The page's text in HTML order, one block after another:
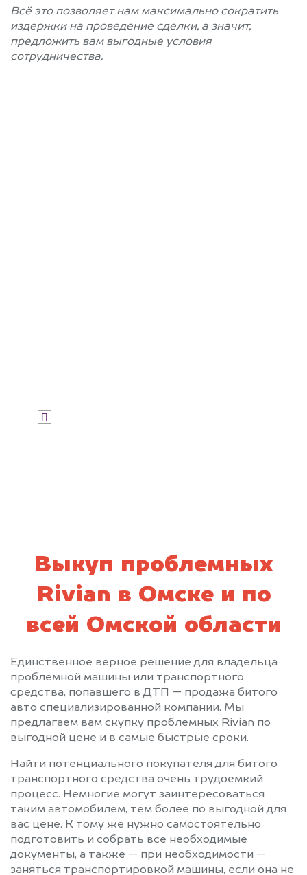
Всё это позволяет нам максимально сократить
издержки на проведение сделки, а значит,
предложить вам выгодные условия
сотрудничества.
Выкуп проблемных
Rivian в Омске и по
всей Омской области
Единственное верное решение для владельца
проблемной машины или транспортного
средства, попавшего в ДТП — продажа битого
авто специализированной компании. Мы
предлагаем вам скупку проблемных Rivian по
выгодной цене и в самые быстрые сроки.
Найти потенциального покупателя для битого
транспортного средства очень трудоёмкий
процесс. Немногие могут заинтересоваться
таким автомобилем, тем более по выгодной для
вас цене. К тому же нужно самостоятельно
подготовить и собрать все необходимые
документы, а также — при необходимости —
заняться транспортировкой машины, если она не